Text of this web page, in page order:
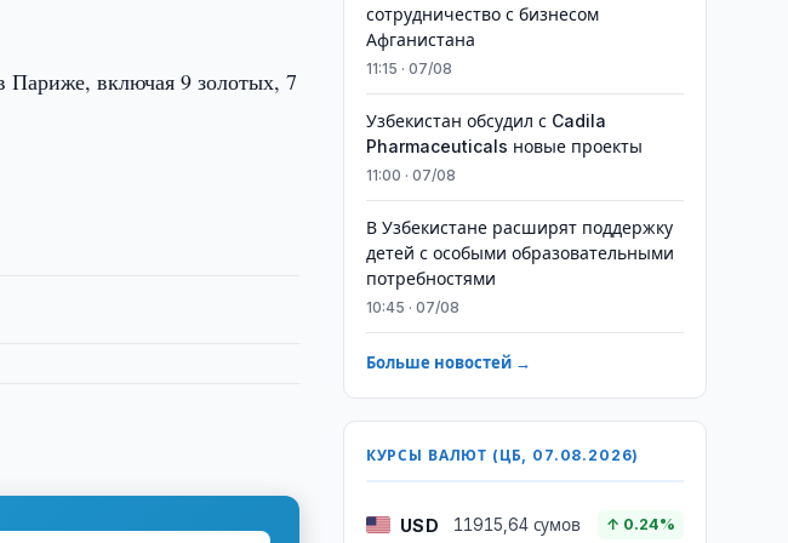
Париже, включая 9 золотых, 7
сотрудничество с бизнесом
Афганистана
11:15 · 07/08
Узбекистан обсудил с Cadila
Pharmaceuticals новые проекты
11:00 · 07/08
В Узбекистане расширят поддержку
детей с особыми образовательными
потребностями
10:45 · 07/08
Больше новостей →
КУРСЫ ВАЛЮТ (ЦБ, 07.08.2026)
USD 11915,64 сумов ↑ 0.24%